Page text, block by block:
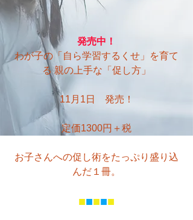
発売中！
わが子の「自ら学習するくせ」を育て
る 親の上手な「促し方」
11月1日　発売！
定価1300円＋税
お子さんへの促し術をたっぷり盛り込
んだ１冊。
■■■■■